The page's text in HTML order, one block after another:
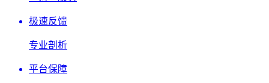
极速反馈
专业剖析
平台保障